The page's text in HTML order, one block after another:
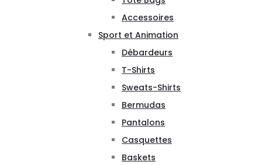
Accessoires
Sport et Animation
Débardeurs
T-Shirts
Sweats-Shirts
Bermudas
Pantalons
Casquettes
Baskets